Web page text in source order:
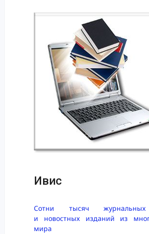
Ивис
Сотни тысяч
и новостных изданий из
мира